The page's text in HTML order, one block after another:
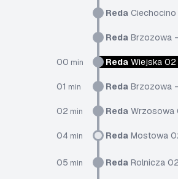
Reda
Reda Brzozowa
00 min Reda Wiejska 02
01 min Reda Brzozowa
02 min Reda Wrzosowa
04 min Reda Mostowa
05 min Reda Rolnicza 02